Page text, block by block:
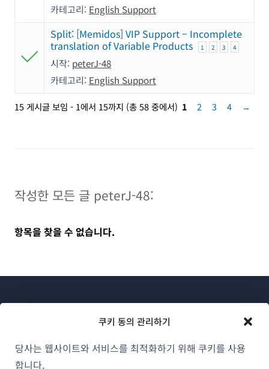
쿠키 동의 관리하기
당사는 웹사이트와 서비스를 최적화하기 위해 쿠키를 사용
합니다.
카테고리: English Support
Split: [Memidos] VIP Support – Incomplete
translation of Variable Products
1 2 3 4
시작: peterJ-48
카테고리: English Support
15 게시글 보임 - 1에서 15까지 (총 58 중에서) 1 2 3 4 →
작성한 모든 글 peterJ-48:
항목을 찾을 수 없습니다.
WPML 소개